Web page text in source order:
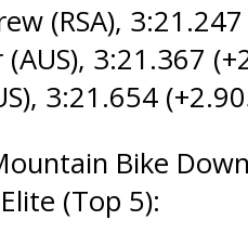
(RSA),
3:21.367
3:21.654
Bike
(Top 5):